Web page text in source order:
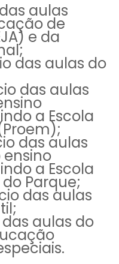
aulas
de
e da
das aulas do
das aulas
a Escola
das aulas
ensino
a Escola
Parque;
das aulas
aulas do